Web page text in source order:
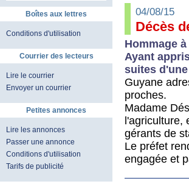
Boîtes aux lettres
Conditions d'utilisation
Courrier des lecteurs
Lire le courrier
Envoyer un courrier
Petites annonces
Lire les annonces
Passer une annonce
Conditions d'utilisation
Tarifs de publicité
04/08/15
Décès
Hommage
Ayant
suites
Guyane
proches.
Madame
l'agriculture,
gérants de
Le préfet
engagée et